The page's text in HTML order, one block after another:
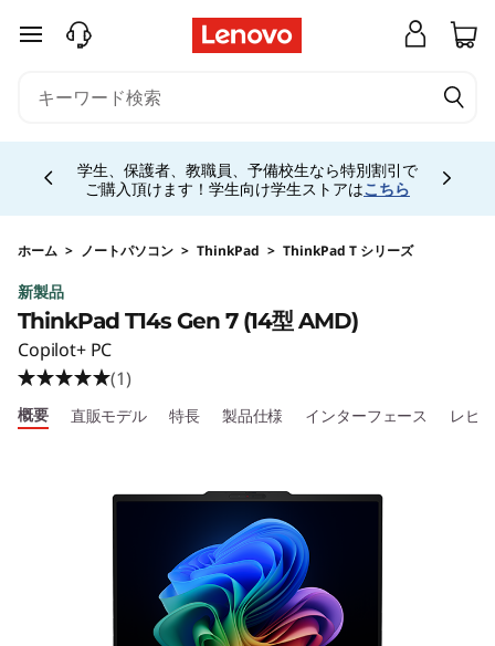
T
k
P
a
d
T
メインコンテンツにスキップする
学生、保護者、教職員、予備校生なら特別割引で
ご購入頂けます！学生向け学生ストアはこちら
ホーム > ノートパソコン > ThinkPad > ThinkPad T シリーズ
新製品
ThinkPad T14s Gen 7 (14型 AMD)
Copilot+ PC
(1)
概要 直販モデル 特長 製品仕様 インターフェース レビ